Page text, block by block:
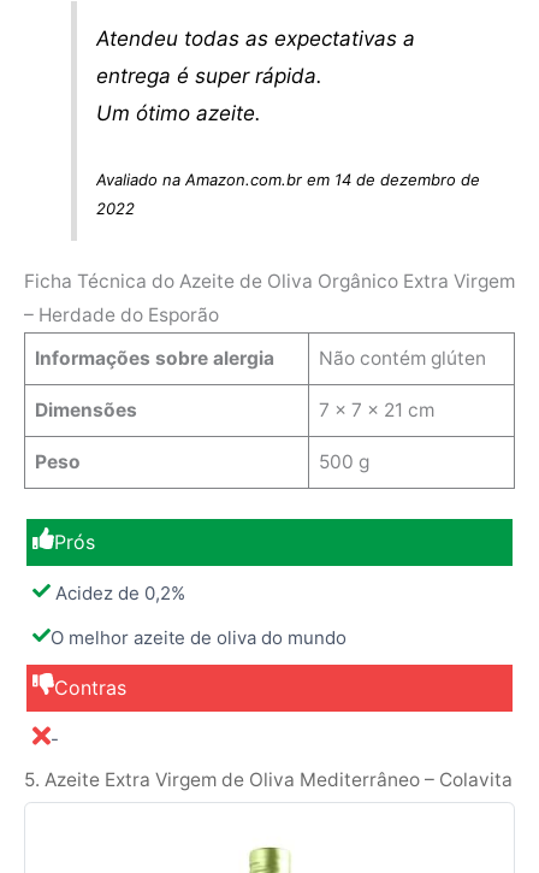
Atendeu todas as expectativas a
entrega é super rápida.
Um ótimo azeite.
Avaliado na Amazon.com.br em 14 de dezembro de
2022
Ficha Técnica do Azeite de Oliva Orgânico Extra Virgem
– Herdade do Esporão
Informações sobre alergia
Não contém glúten
Dimensões 7 x 7 x 21 cm
Peso 500 g
Prós
Acidez de 0,2%
O melhor azeite de oliva do mundo
Contras
-
5. Azeite Extra Virgem de Oliva Mediterrâneo – Colavita